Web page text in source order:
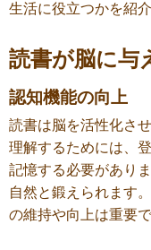
生活に役立つかを紹介
読書が脳に与
認知機能の向上
読書は脳を活性化さ
理解するためには、
記憶する必要があり
自然と鍛えられます
の維持や向上は重要で